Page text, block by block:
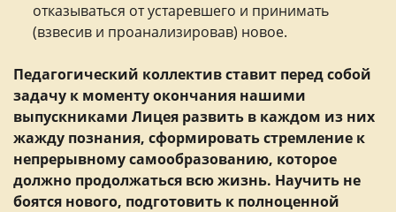
отказываться от устаревшего и принимать
(взвесив и проанализировав) новое.
Педагогический коллектив ставит перед собой
задачу к моменту окончания нашими
выпускниками Лицея развить в каждом из них
жажду познания, сформировать стремление к
непрерывному самообразованию, которое
должно продолжаться всю жизнь. Научить не
боятся нового, подготовить к полноценной